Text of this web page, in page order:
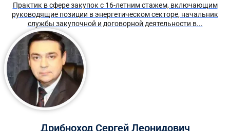
Практик в сфере закупок с 16-летним стажем, включающим
руководящие позиции в энергетическом секторе, начальник
службы закупочной и договорной деятельности в...
Дрибноход Сергей Леонидович